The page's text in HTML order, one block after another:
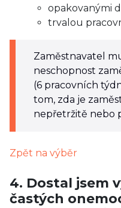
opakovanými
trvalou
Zaměstnavatel
neschopnost
(6 pracovních
tom, zda je
nepřetržitě nebo
Zpět na výběr
4. Dostal jsem
častých